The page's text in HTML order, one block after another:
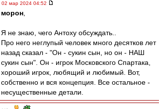
02 мар 2024 04:52
морон
Я не знаю, чего Антоху обсуждать..
Про него неглупый человек много десятков лет
назад сказал - "Он - сукин сын, но он - НАШ
сукин сын". Он - игрок Московского Спартака,
хороший игрок, любящий и любимый. Вот,
собственно и вся концепция. Все остальное -
несущественные детали.